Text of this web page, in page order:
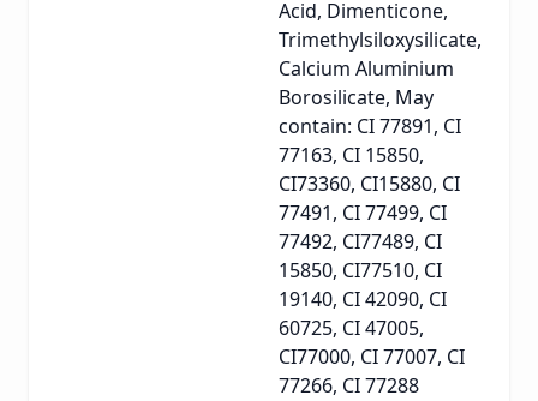
Acid, Dimenticone,
Trimethylsiloxysilicate,
Calcium Aluminium
Borosilicate, May
contain: CI 77891, CI
77163, CI 15850,
CI73360, CI15880, CI
77491, CI 77499, CI
77492, CI77489, CI
15850, CI77510, CI
19140, CI 42090, CI
60725, CI 47005,
CI77000, CI 77007, CI
77266, CI 77288